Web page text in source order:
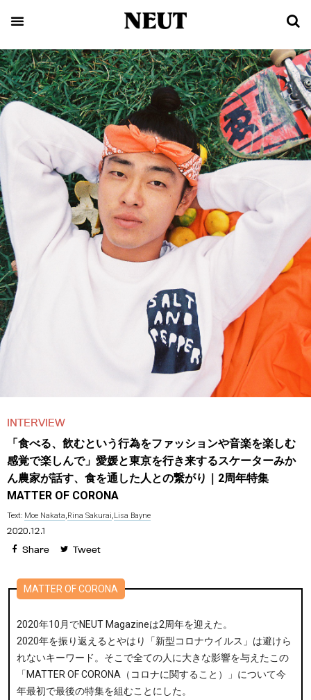
INTERVIEW
「食べる、飲むという行為をファッションや音楽を楽しむ
感覚で楽しんで」愛媛と東京を行き来するスケーターみか
ん農家が話す、食を通した人との繋がり｜2周年特集
MATTER OF CORONA
Text: Moe Nakata,Rina Sakurai,Lisa Bayne
2020.12.1
Share Tweet
MATTER OF CORONA
2020年10月でNEUT Magazineは2周年を迎えた。
2020年を振り返えるとやはり「新型コロナウイルス」は避けら
れないキーワード。そこで全ての人に大きな影響を与えたこの
「MATTER OF CORONA（コロナに関すること）」について今
年最初で最後の特集を組むことにした。